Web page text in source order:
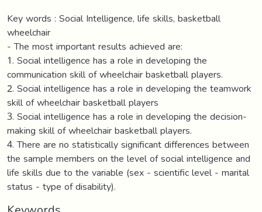
Key words : Social Intelligence, life skills, basketball
wheelchair
- The most important results achieved are:
1. Social intelligence has a role in developing the
communication skill of wheelchair basketball players.
2. Social intelligence has a role in developing the teamwork
skill of wheelchair basketball players
3. Social intelligence has a role in developing the decision-
making skill of wheelchair basketball players.
4. There are no statistically significant differences between
the sample members on the level of social intelligence and
life skills due to the variable (sex - scientific level - marital
status - type of disability).